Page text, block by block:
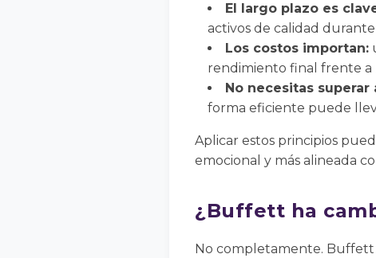
El largo plazo es
activos de calidad durante
Los costos importan:
rendimiento final frente a
No necesitas superar
forma eficiente puede
Aplicar estos principios
emocional y más alineada
¿Buffett ha
No completamente. Buffett